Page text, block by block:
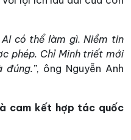
có thể làm gì. Niềm tin
phép. Chỉ Minh triết mới
, ông Nguyễn Anh
cam kết hợp tác quốc